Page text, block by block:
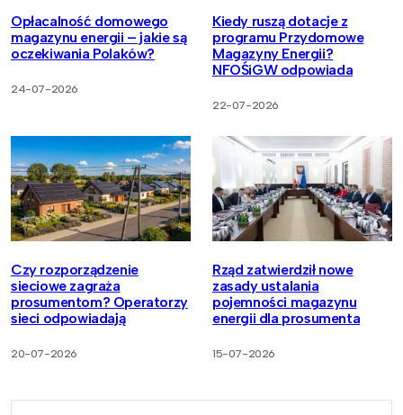
Opłacalność domowego
magazynu energii – jakie są
oczekiwania Polaków?
24-07-2026
Kiedy ruszą dotacje z
programu Przydomowe
Magazyny Energii?
NFOŚiGW odpowiada
22-07-2026
Czy rozporządzenie
sieciowe zagraża
prosumentom? Operatorzy
sieci odpowiadają
20-07-2026
Rząd zatwierdził nowe
zasady ustalania
pojemności magazynu
energii dla prosumenta
15-07-2026